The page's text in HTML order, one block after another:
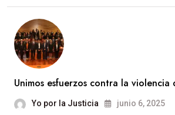
Unimos esfuerzos contra la violencia
Yo por la Justicia junio 6, 2025